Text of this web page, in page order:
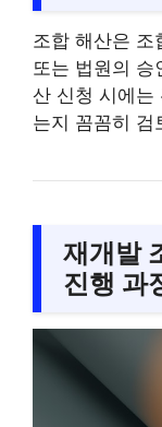
조합 해산은 조
또는 법원의 승
산 신청 시에는
는지 꼼꼼히 검
재개발
진행 과